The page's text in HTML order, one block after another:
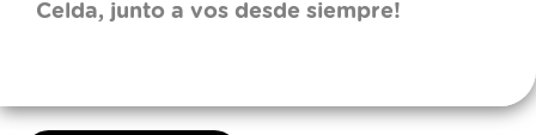
Celda, junto a vos desde siempre!